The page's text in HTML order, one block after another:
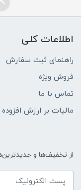
اطلاعات کلی
راهنمای ثبت سفارش
فروش ویژه
تماس با ما
مالیات بر ارزش افزوده
از تخفیف‌ها و